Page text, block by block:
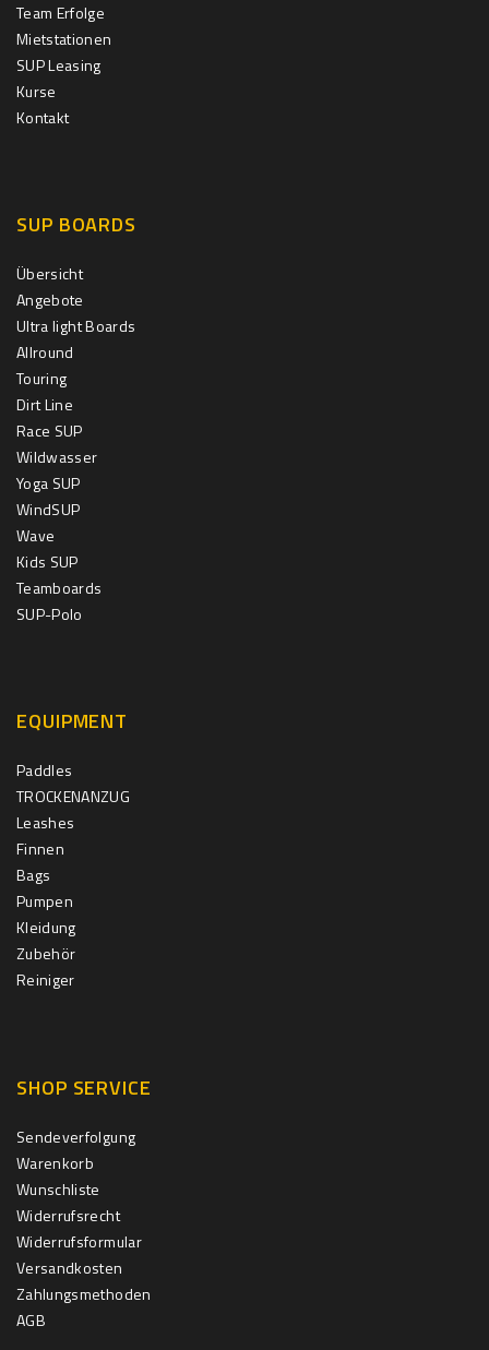
Team Erfolge
Mietstationen
SUP Leasing
Kurse
Kontakt
SUP BOARDS
Übersicht
Angebote
Ultra light Boards
Allround
Touring
Dirt Line
Race SUP
Wildwasser
Yoga SUP
WindSUP
Wave
Kids SUP
Teamboards
SUP-Polo
EQUIPMENT
Paddles
TROCKENANZUG
Leashes
Finnen
Bags
Pumpen
Kleidung
Zubehör
Reiniger
SHOP SERVICE
Sendeverfolgung
Warenkorb
Wunschliste
Widerrufsrecht
Widerrufsformular
Versandkosten
Zahlungsmethoden
AGB